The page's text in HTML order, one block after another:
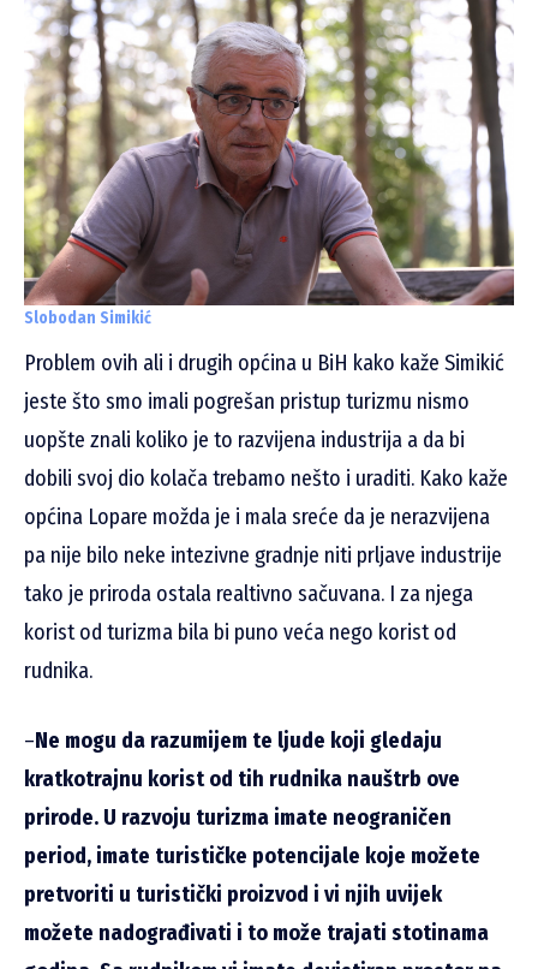
Slobodan Simikić
Problem ovih ali i drugih općina u BiH kako kaže Simikić
jeste što smo imali pogrešan pristup turizmu nismo
uopšte znali koliko je to razvijena industrija a da bi
dobili svoj dio kolača trebamo nešto i uraditi. Kako kaže
općina Lopare možda je i mala sreće da je nerazvijena
pa nije bilo neke intezivne gradnje niti prljave industrije
tako je priroda ostala realtivno sačuvana. I za njega
korist od turizma bila bi puno veća nego korist od
rudnika.
–Ne mogu da razumijem te ljude koji gledaju
kratkotrajnu korist od tih rudnika nauštrb ove
prirode. U razvoju turizma imate neograničen
period, imate turističke potencijale koje možete
pretvoriti u turistički proizvod i vi njih uvijek
možete nadograđivati i to može trajati stotinama